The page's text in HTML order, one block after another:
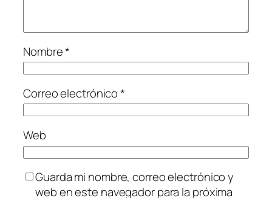
Nombre*
Correo electrónico*
Web
Guarda mi nombre, correo electrónico y
web en este navegador para la próxima